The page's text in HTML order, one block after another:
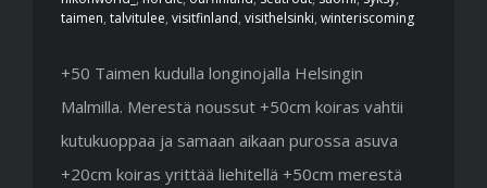
taimen, talvitulee, visitfinland, visithelsinki, winteriscoming
+50 Taimen kudulla longinojalla Helsingin
Malmilla. Merestä noussut +50cm koiras vahtii
kutukuoppaa ja samaan aikaan purossa asuva
+20cm koiras yrittää liehitellä +50cm merestä